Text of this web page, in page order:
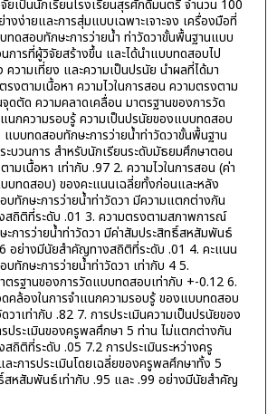
ยเป็นนักเรียนโรงเรียนสุรศักดิ์มนตรี จำนวน 100
งง่ายและการสุ่มแบบเฉพาะเจาะจง เครื่องมือที่
ทดสอบทักษะการว่ายน้ำ ท่าวัดวาขั้นพื้นฐานแบบ
การที่ผู้วิจัยสร้างขึ้น และได้นำแบบทดสอบไป
ความเที่ยง และความเป็นปรนัย นำผลที่ได้มา
รงตามเนื้อหา ความไวในการสอน ความตรงตาม
ตัด ความคลาดเคลื่อน มาตรฐานของการวัด
แนกความรอบรู้ ความเป็นปรนัยของแบบทดสอบ
บบทดสอบทักษะการว่ายน้ำท่าวัดวาขั้นพื้นฐาน
บวนการ สำหรับนักเรียนระดับมัธยมศึกษาตอน
มเนื้อหา เท่ากับ .97 2. ความไวในการสอน (ค่า
บทดสอบ) ของคะแนนเฉลี่ยทั้งก่อนและหลัง
ทักษะการว่ายน้ำท่าวัดวา มีความแตกต่างกัน
ถิติที่ระดับ .01 3. ความตรงตามสภาพการณ์
การว่ายน้ำท่าวัดวา มีค่าสัมประสิทธิ์สหสัมพันธ์
อย่างมีนัยสำคัญทางสถิติที่ระดับ .01 4. คะแนน
ทักษะการว่ายน้ำท่าวัดวา เท่ากับ 4 5.
ตรฐานของการวัดแบบทดสอบเท่ากับ +-0.12 6.
คล้องในการจำแนกความรอบรู้ ของแบบทดสอบ
วาเท่ากับ .82 7. การประเมินความเป็นปรนัยของ
ประเมินของครูพลศึกษา 5 ท่าน ไม่แตกต่างกัน
ถิติที่ระดับ .05 7.2 การประเมินระหว่างครู
ะการประเมินโดยเฉลี่ยของครูพลศึกษาทั้ง 5
สหสัมพันธ์เท่ากับ .95 และ .99 อย่างมีนัยสำคัญ